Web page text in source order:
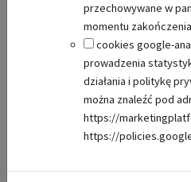
Sztucer OWG Mosin
Dziś na sprzedaż trafia jeden z
jest OWG na bazie Mosina we
Składny, celny i mocny.
robotę. Na końcu lufy ma gwint
widoczną lunetą. Za dopłatą mogę
(czytaj więcej)
1703
przechowywane w
momentu
cookies google-
prowadzenia
działania i politykę
można znaleźć pod
https://
https://